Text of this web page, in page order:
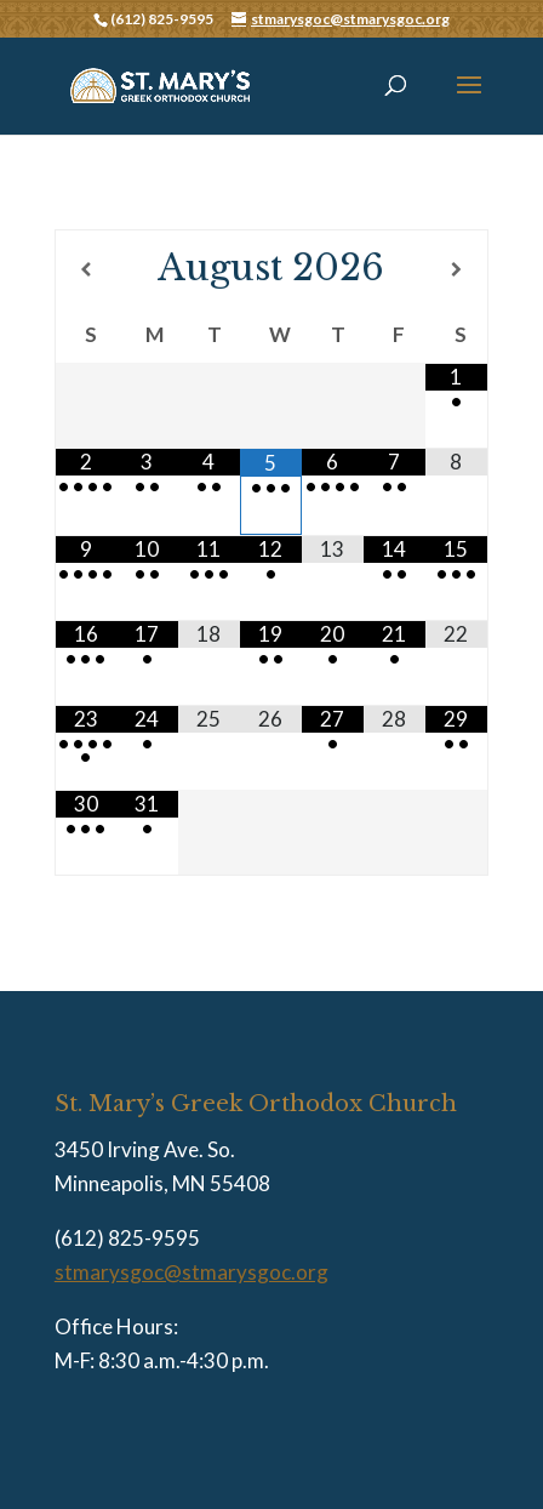
(612) 825-9595 stmarysgoc@stmarysgoc.org
August 2026
S M T W T F
S
1
•
2
• • • •
3
• •
4
• •
5
• • •
6
• • • •
7
• •
8
9
• • • •
10
• •
11
• • •
12
•
13
14
• •
15
• • •
16
• • •
17
•
18
19
• •
20
•
21
•
22
23
• • • •
•
24
•
25 26
27
•
28
29
• •
30
• • •
31
•
St. Mary’s Greek Orthodox Church
3450 Irving Ave. So.
Minneapolis, MN 55408
(612) 825-9595
stmarysgoc@stmarysgoc.org
Office Hours:
M-F: 8:30 a.m.-4:30 p.m.